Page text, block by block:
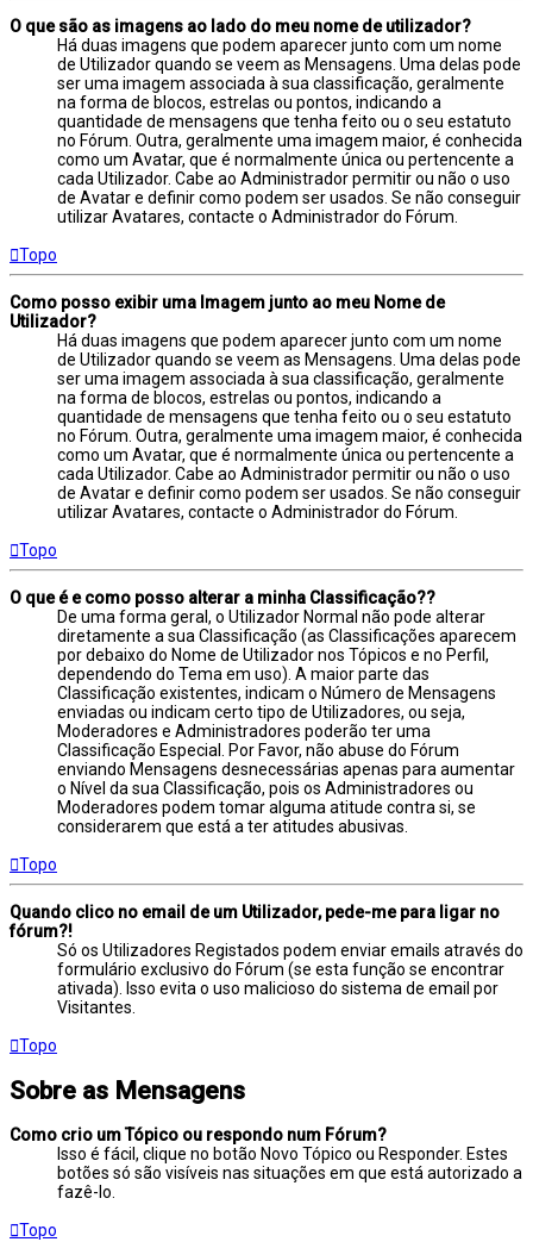
O que são as imagens ao lado do meu nome de utilizador?
Há duas imagens que podem aparecer junto com um nome
de Utilizador quando se veem as Mensagens. Uma delas pode
ser uma imagem associada à sua classificação, geralmente
na forma de blocos, estrelas ou pontos, indicando a
quantidade de mensagens que tenha feito ou o seu estatuto
no Fórum. Outra, geralmente uma imagem maior, é conhecida
como um Avatar, que é normalmente única ou pertencente a
cada Utilizador. Cabe ao Administrador permitir ou não o uso
de Avatar e definir como podem ser usados. Se não conseguir
utilizar Avatares, contacte o Administrador do Fórum.
Topo
Como posso exibir uma Imagem junto ao meu Nome de
Utilizador?
Há duas imagens que podem aparecer junto com um nome
de Utilizador quando se veem as Mensagens. Uma delas pode
ser uma imagem associada à sua classificação, geralmente
na forma de blocos, estrelas ou pontos, indicando a
quantidade de mensagens que tenha feito ou o seu estatuto
no Fórum. Outra, geralmente uma imagem maior, é conhecida
como um Avatar, que é normalmente única ou pertencente a
cada Utilizador. Cabe ao Administrador permitir ou não o uso
de Avatar e definir como podem ser usados. Se não conseguir
utilizar Avatares, contacte o Administrador do Fórum.
Topo
O que é e como posso alterar a minha Classificação??
De uma forma geral, o Utilizador Normal não pode alterar
diretamente a sua Classificação (as Classificações aparecem
por debaixo do Nome de Utilizador nos Tópicos e no Perfil,
dependendo do Tema em uso). A maior parte das
Classificação existentes, indicam o Número de Mensagens
enviadas ou indicam certo tipo de Utilizadores, ou seja,
Moderadores e Administradores poderão ter uma
Classificação Especial. Por Favor, não abuse do Fórum
enviando Mensagens desnecessárias apenas para aumentar
o Nível da sua Classificação, pois os Administradores ou
Moderadores podem tomar alguma atitude contra si, se
considerarem que está a ter atitudes abusivas.
Topo
Quando clico no email de um Utilizador, pede-me para ligar no
fórum?!
Só os Utilizadores Registados podem enviar emails através do
formulário exclusivo do Fórum (se esta função se encontrar
ativada). Isso evita o uso malicioso do sistema de email por
Visitantes.
Topo
Sobre as Mensagens
Como crio um Tópico ou respondo num Fórum?
Isso é fácil, clique no botão Novo Tópico ou Responder. Estes
botões só são visíveis nas situações em que está autorizado a
fazê-lo.
Topo